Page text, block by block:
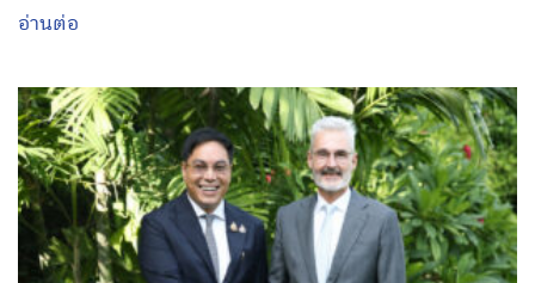
อ่านต่อ